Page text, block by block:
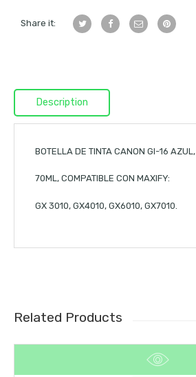
Share it:
Description
BOTELLA DE TINTA CANON GI-16 AZUL,
70ML, COMPATIBLE CON MAXIFY:
GX 3010, GX4010, GX6010, GX7010.
Related Products